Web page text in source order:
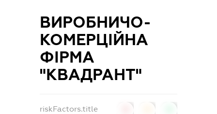
ВИРОБНИЧО-
КОМЕРЦІЙНА
ФІРМА
"КВАДРАНТ"
riskFactors.title